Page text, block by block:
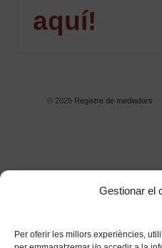
Gestionar el
Per oferir les millors experiències,
aquí!
© 2026Registre de mediadors